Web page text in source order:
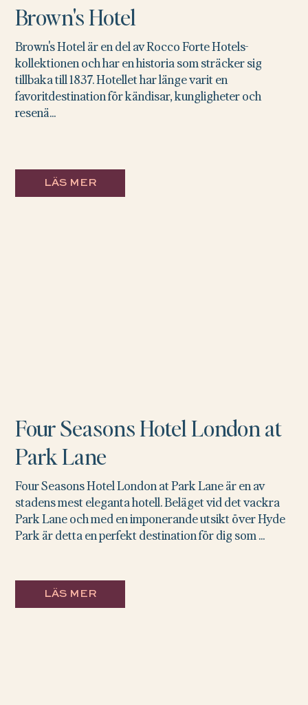
LÄS MER
Brown's Hotel
Brown's Hotel är en del av Rocco Forte Hotels-
kollektionen och har en historia som sträcker sig
tillbaka till 1837. Hotellet har länge varit en
favoritdestination för kändisar, kungligheter och
resenä...
LÄS MER
Four Seasons Hotel London at
Park Lane
Four Seasons Hotel London at Park Lane är en av
stadens mest eleganta hotell. Beläget vid det vackra
Park Lane och med en imponerande utsikt över Hyde
Park är detta en perfekt destination för dig som ...